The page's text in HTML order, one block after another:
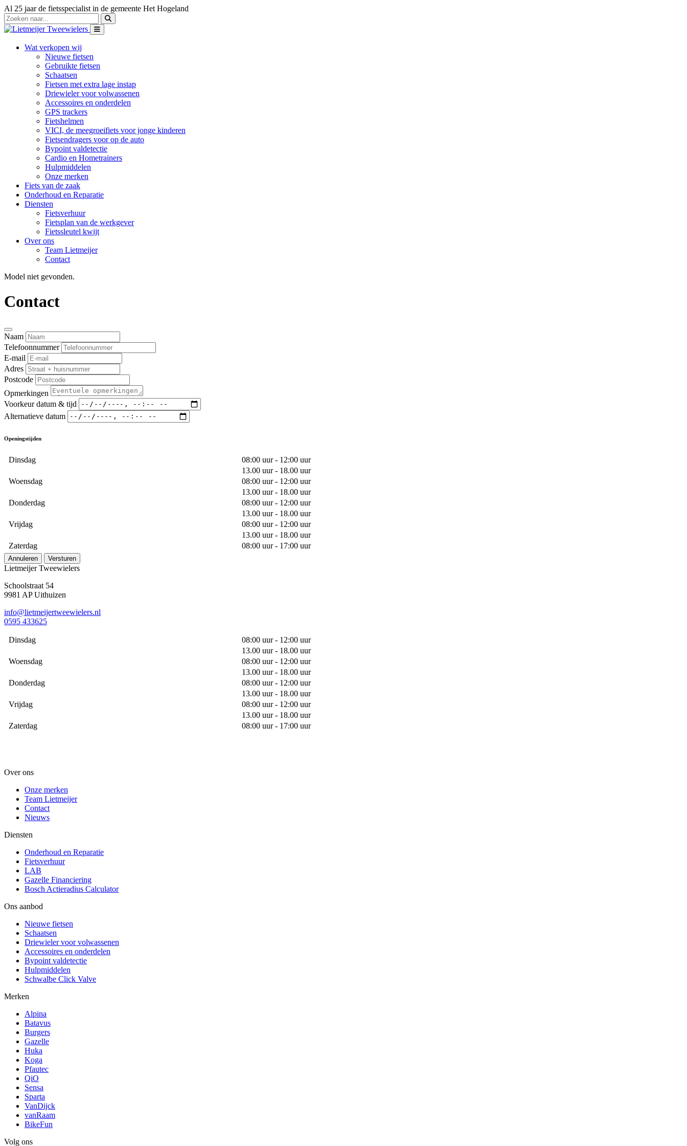
Al 25 jaar de fietsspecialist in de gemeente Het Hogeland
Wat verkopen wij
Nieuwe fietsen
Gebruikte fietsen
Schaatsen
Fietsen met extra lage instap
Driewieler voor volwassenen
Accessoires en onderdelen
GPS trackers
Fietshelmen
VICI, de meegroeifiets voor jonge kinderen
Fietsendragers voor op de auto
Bypoint valdetectie
Cardio en Hometrainers
Hulpmiddelen
Onze merken
Fiets van de zaak
Onderhoud en Reparatie
Diensten
Fietsverhuur
Fietsplan van de werkgever
Fietssleutel kwijt
Over ons
Team Lietmeijer
Contact
Model niet gevonden.
Contact
Naam
Telefoonnummer
E-mail
Adres
Postcode
Opmerkingen
Voorkeur datum & tijd
Alternatieve datum
Openingstijden
Dinsdag
08:00 uur - 12:00 uur
13.00 uur - 18.00 uur
Woensdag
08:00 uur - 12:00 uur
13.00 uur - 18.00 uur
Donderdag
08:00 uur - 12:00 uur
13.00 uur - 18.00 uur
Vrijdag
08:00 uur - 12:00 uur
13.00 uur - 18.00 uur
Zaterdag
08:00 uur - 17:00 uur
Annuleren Versturen
Lietmeijer Tweewielers
Schoolstraat 54
9981 AP Uithuizen
info@lietmeijertweewielers.nl
0595 433625
Dinsdag
08:00 uur - 12:00 uur
13.00 uur - 18.00 uur
Woensdag
08:00 uur - 12:00 uur
13.00 uur - 18.00 uur
Donderdag
08:00 uur - 12:00 uur
13.00 uur - 18.00 uur
Vrijdag
08:00 uur - 12:00 uur
13.00 uur - 18.00 uur
Zaterdag
08:00 uur - 17:00 uur
Over ons
Onze merken
Team Lietmeijer
Contact
Nieuws
Diensten
Onderhoud en Reparatie
Fietsverhuur
LAB
Gazelle Financiering
Bosch Actieradius Calculator
Ons aanbod
Nieuwe fietsen
Schaatsen
Driewieler voor volwassenen
Accessoires en onderdelen
Bypoint valdetectie
Hulpmiddelen
Schwalbe Click Valve
Merken
Alpina
Batavus
Burgers
Gazelle
Huka
Koga
Pfautec
QiO
Sensa
Sparta
VanDijck
vanRaam
BikeFun
Volg ons